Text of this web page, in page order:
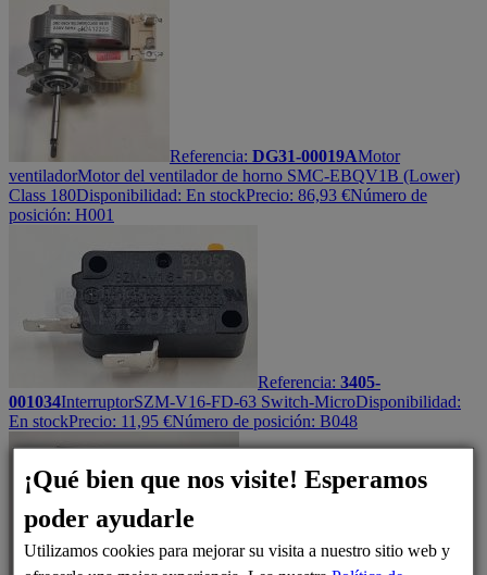
Referencia: DG31-00019AMotor
ventiladorMotor del ventilador de horno SMC-EBQV1B (Lower)
Class 180Disponibilidad: En stockPrecio: 86,93 €Número de
posición: H001
Referencia: 3405-
001034InterruptorSZM-V16-FD-63 Switch-MicroDisponibilidad:
En stockPrecio: 11,95 €Número de posición: B048
¡Qué bien que nos visite! Esperamos
poder ayudarle
Utilizamos cookies para mejorar su visita a nuestro sitio web y